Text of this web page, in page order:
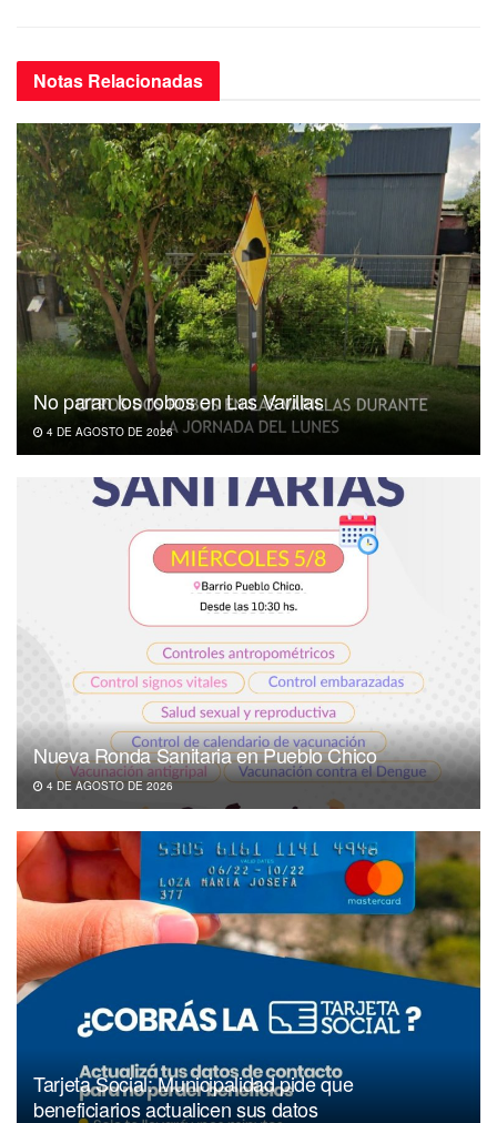
Notas Relacionadas
No paran los robos en Las Varillas
4 DE AGOSTO DE 2026
Nueva Ronda Sanitaria en Pueblo Chico
4 DE AGOSTO DE 2026
Tarjeta Social: Municipalidad pide que
beneficiarios actualicen sus datos